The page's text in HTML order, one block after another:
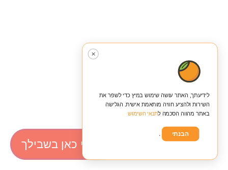
✕
לידיעתך, האתר עושה שימוש במיץ כדי לשפר את
השירות ולהציע חוויה מותאמת אישית. הגלישה
באתר מהווה הסכמה לתנאי השימוש
הבנתי .
ברכי כאן בשבילך